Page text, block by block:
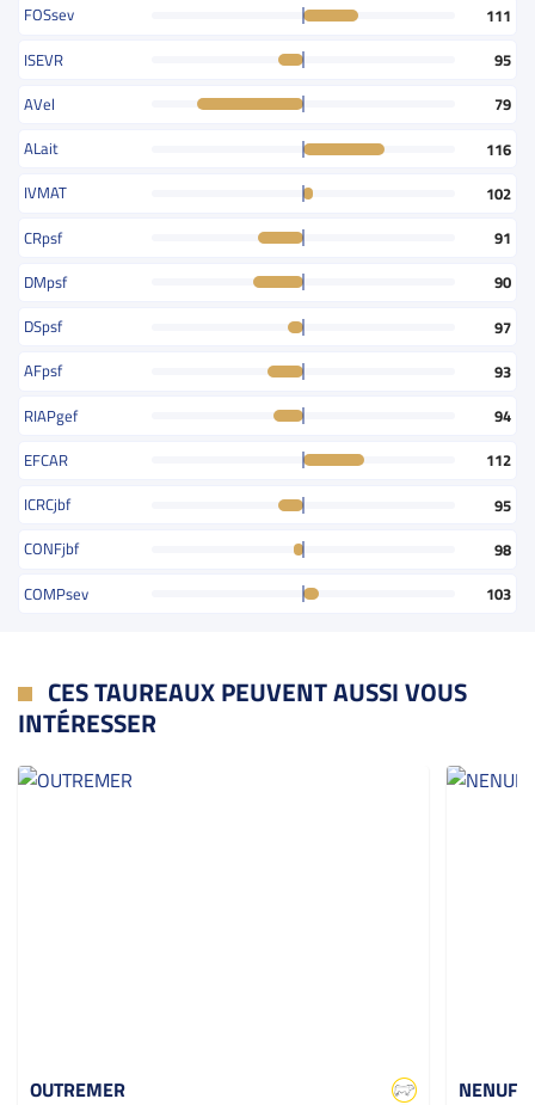
FOSsev
111
ISEVR
95
AVel
79
ALait
116
IVMAT
102
CRpsf
91
DMpsf
90
DSpsf
97
AFpsf
93
RIAPgef
94
EFCAR
112
ICRCjbf
95
CONFjbf
98
COMPsev
103
CES TAUREAUX PEUVENT AUSSI VOUS
INTÉRESSER
OUTREMER